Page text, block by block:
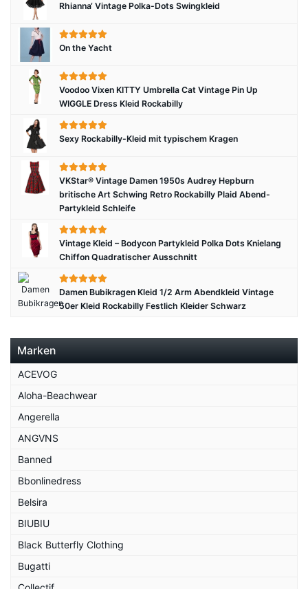
Rhianna‘ Vintage Polka-Dots Swingkleid
On the Yacht
Voodoo Vixen KITTY Umbrella Cat Vintage Pin Up
WIGGLE Dress Kleid Rockabilly
Sexy Rockabilly-Kleid mit typischem Kragen
VKStar® Vintage Damen 1950s Audrey Hepburn
britische Art Schwing Retro Rockabilly Plaid Abend-
Partykleid Schleife
Vintage Kleid – Bodycon Partykleid Polka Dots Knielang
Chiffon Quadratischer Ausschnitt
Damen Bubikragen Kleid 1/2 Arm Abendkleid Vintage
50er Kleid Rockabilly Festlich Kleider Schwarz
Marken
ACEVOG
Aloha-Beachwear
Angerella
ANGVNS
Banned
Bbonlinedress
Belsira
BIUBIU
Black Butterfly Clothing
Bugatti